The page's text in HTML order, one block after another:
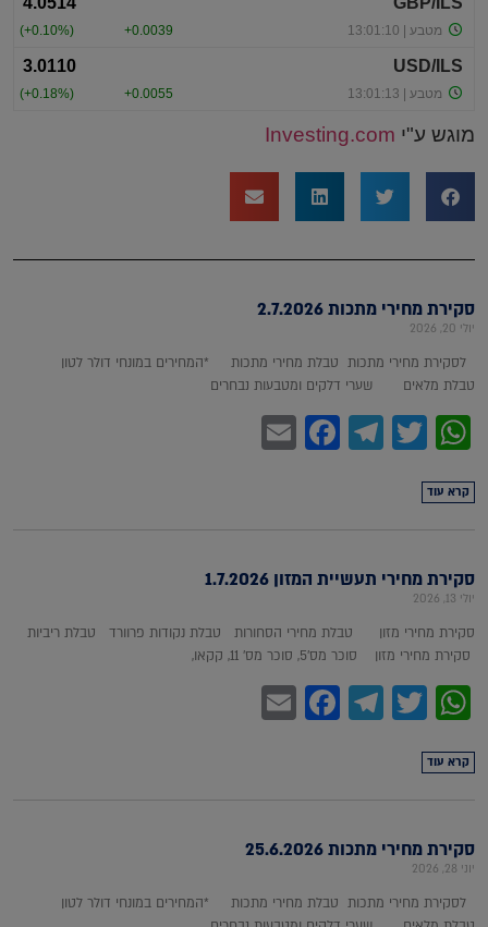
מוגש ע"י Investing.com
סקירת מחירי מתכות 2.7.2026
יולי 20, 2026
לסקירת מחירי מתכות טבלת מחירי מתכות *המחירים במונחי דולר לטון
טבלת מלאים שערי דלקים ומטבעות נבחרים
WhatsApp
Twitter
Telegram
Facebook
קרא עוד
סקירת מחירי תעשיית המזון 1.7.2026
יולי 13, 2026
סקירת מחירי מזון טבלת מחירי הסחורות טבלת נקודות פרוורד טבלת ריביות
סקירת מחירי מזון סוכר מס'5, סוכר מס' 11, קקאו,
WhatsApp
Twitter
Telegram
Facebook
קרא עוד
סקירת מחירי מתכות 25.6.2026
יוני 28, 2026
לסקירת מחירי מתכות טבלת מחירי מתכות *המחירים במונחי דולר לטון